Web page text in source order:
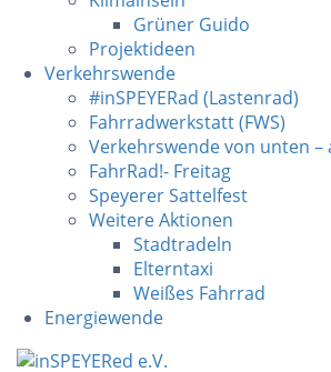
Grüner Guido
Projektideen
Verkehrswende
#inSPEYERad (Lastenrad)
Fahrradwerkstatt (FWS)
Verkehrswende von unten –
FahrRad!- Freitag
Speyerer Sattelfest
Weitere Aktionen
Stadtradeln
Elterntaxi
Weißes Fahrrad
Energiewende
Skip